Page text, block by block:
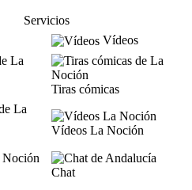
Servicios
Vídeos
Tiras cómicas
Vídeos La Noción
Chat